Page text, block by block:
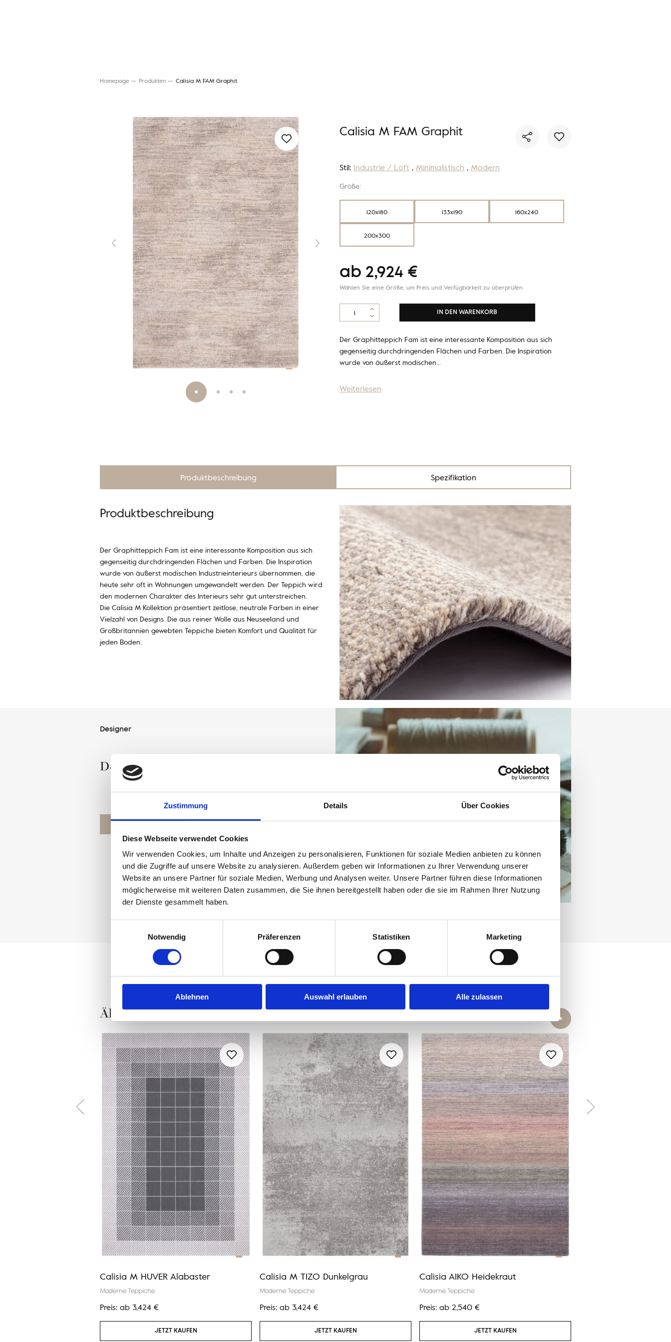
Zustimmung Details Über Cookies
Diese Webseite verwendet Cookies
Wir verwenden Cookies, um Inhalte und Anzeigen zu personalisieren, Funktionen für soziale Medien anbieten zu können
und die Zugriffe auf unsere Website zu analysieren. Außerdem geben wir Informationen zu Ihrer Verwendung unserer
Website an unsere Partner für soziale Medien, Werbung und Analysen weiter. Unsere Partner führen diese Informationen
möglicherweise mit weiteren Daten zusammen, die Sie ihnen bereitgestellt haben oder die sie im Rahmen Ihrer Nutzung
der Dienste gesammelt haben.
Notwendig
Präferenzen Statistiken Marketing
Ablehnen Auswahl erlauben Alle zulassen
Homepage Produkten Calisia M FAM Graphit
Calisia M FAM Graphit
Stil: Industrie / Loft , Minimalistisch , Modern
Größe:
120x180 133x190 160x240
200x300
ab 2,924 €
Wählen Sie eine Größe, um Preis und Verfügbarkeit zu überprüfen
Calisia
Graphit
Menge
IN DEN WARENKORB
Der Graphitteppich Fam ist eine interessante Komposition aus sich
gegenseitig durchdringenden Flächen und Farben. Die Inspiration
wurde von äußerst modischen…
Weiterlesen
Produktbeschreibung Spezifikation
Produktbeschreibung
Der Graphitteppich Fam ist eine interessante Komposition aus sich
gegenseitig durchdringenden Flächen und Farben. Die Inspiration
wurde von äußerst modischen Industrieinterieurs übernommen, die
heute sehr oft in Wohnungen umgewandelt werden. Der Teppich wird
den modernen Charakter des Interieurs sehr gut unterstreichen.
Die Calisia M Kollektion präsentiert zeitlose, neutrale Farben in einer
Vielzahl von Designs. Die aus reiner Wolle aus Neuseeland und
Großbritannien gewebten Teppiche bieten Komfort und Qualität für
jeden Boden.
Designer
Designed by Agnella
Ähnliche Produkte
Calisia M HUVER Alabaster
Moderne Teppiche
Preis: ab 3,424 €
JETZT KAUFEN
Calisia M TIZO Dunkelgrau
Moderne Teppiche
Preis: ab 3,424 €
JETZT KAUFEN
Calisia AIKO Heidekraut
Moderne Teppiche
Preis: ab 2,540 €
JETZT KAUFEN
Suche nach einem Teppich